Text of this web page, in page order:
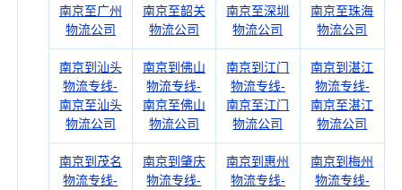
南京至广州
物流公司
南京至韶关
物流公司
南京至深圳
物流公司
南京至珠海
物流公司
南京到汕头
物流专线-
南京至汕头
物流公司
南京到佛山
物流专线-
南京至佛山
物流公司
南京到江门
物流专线-
南京至江门
物流公司
南京到湛江
物流专线-
南京至湛江
物流公司
南京到茂名
物流专线-
南京到肇庆
物流专线-
南京到惠州
物流专线-
南京到梅州
物流专线-